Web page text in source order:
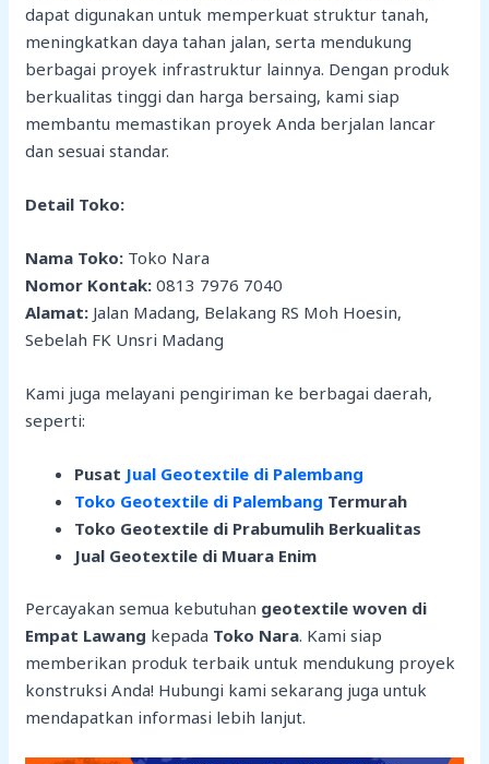
dapat digunakan untuk memperkuat struktur tanah,
meningkatkan daya tahan jalan, serta mendukung
berbagai proyek infrastruktur lainnya. Dengan produk
berkualitas tinggi dan harga bersaing, kami siap
membantu memastikan proyek Anda berjalan lancar
dan sesuai standar.
Detail Toko:
Nama Toko: Toko Nara
Nomor Kontak: 0813 7976 7040
Alamat: Jalan Madang, Belakang RS Moh Hoesin,
Sebelah FK Unsri Madang
Kami juga melayani pengiriman ke berbagai daerah,
seperti:
Pusat Jual Geotextile di Palembang
Toko Geotextile di Palembang Termurah
Toko Geotextile di Prabumulih Berkualitas
Jual Geotextile di Muara Enim
Percayakan semua kebutuhan geotextile woven di
Empat Lawang kepada Toko Nara. Kami siap
memberikan produk terbaik untuk mendukung proyek
konstruksi Anda! Hubungi kami sekarang juga untuk
mendapatkan informasi lebih lanjut.